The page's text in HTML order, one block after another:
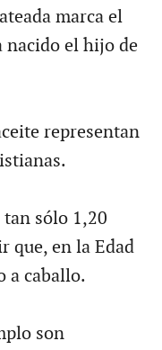
marca el
nacido el hijo de
representan
sólo 1,20
que, en la Edad
a caballo.
son